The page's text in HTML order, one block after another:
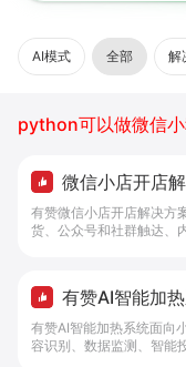
AI模式 全部 解
微信小店开店
经营 - 做生意,
有赞微信小店开店解决方
货、公众号和社群触达、
有赞AI智能加
提效解决方案 -
有赞AI智能加热系统面向
容识别、数据监测、智能